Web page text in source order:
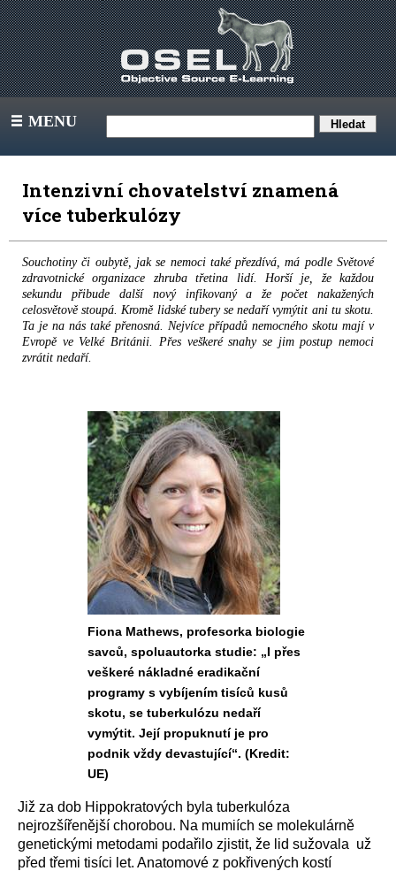
III MENU
Intenzivní chovatelství znamená
více tuberkulózy
Souchotiny či oubytě, jak se nemoci také přezdívá, má podle Světové
zdravotnické organizace zhruba třetina lidí. Horší je, že každou
sekundu přibude další nový infikovaný a že počet nakažených
celosvětově stoupá. Kromě lidské tubery se nedaří vymýtit ani tu skotu.
Ta je na nás také přenosná. Nejvíce případů nemocného skotu mají v
Evropě ve Velké Británii. Přes veškeré snahy se jim postup nemoci
zvrátit nedaří.
Fiona Mathews, profesorka biologie
savců, spoluautorka studie: „I přes
veškeré nákladné eradikační
programy s vybíjením tisíců kusů
skotu, se tuberkulózu nedaří
vymýtit. Její propuknutí je pro
podnik vždy devastující“. (Kredit:
UE)
Již za dob Hippokratových byla tuberkulóza
nejrozšířenější chorobou. Na mumiích se molekulárně
genetickými metodami podařilo zjistit, že lid sužovala už
před třemi tisíci let. Anatomové z pokřivených kostí